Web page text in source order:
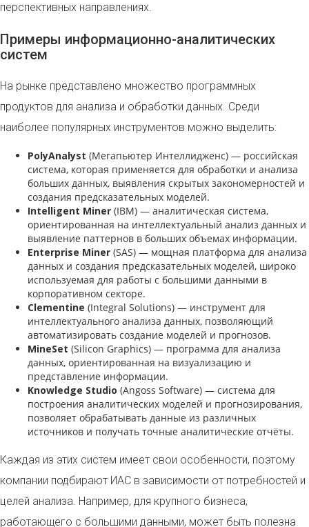
перспективных направлениях.
Примеры информационно-аналитических
систем
На рынке представлено множество программных
продуктов для анализа и обработки данных. Среди
наиболее популярных инструментов можно выделить:
PolyAnalyst (Мегапьютер Интеллидженс) — российская
система, которая применяется для обработки и анализа
больших данных, выявления скрытых закономерностей и
создания предсказательных моделей.
Intelligent Miner (IBM) — аналитическая система,
ориентированная на интеллектуальный анализ данных и
выявление паттернов в больших объемах информации.
Enterprise Miner (SAS) — мощная платформа для анализа
данных и создания предсказательных моделей, широко
используемая для работы с большими данными в
корпоративном секторе.
Clementine (Integral Solutions) — инструмент для
интеллектуального анализа данных, позволяющий
автоматизировать создание моделей и прогнозов.
MineSet (Silicon Graphics) — программа для анализа
данных, ориентированная на визуализацию и
представление информации.
Knowledge Studio (Angoss Software) — система для
построения аналитических моделей и прогнозирования,
позволяет обрабатывать данные из различных
источников и получать точные аналитические отчёты.
Каждая из этих систем имеет свои особенности, поэтому
компании подбирают ИАС в зависимости от потребностей и
целей анализа. Например, для крупного бизнеса,
работающего с большими данными, может быть полезна